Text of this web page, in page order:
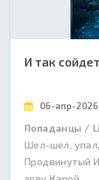
И так
06-апр-2026
Попаданцы /
Шел-шел, упал,
Продвинутый